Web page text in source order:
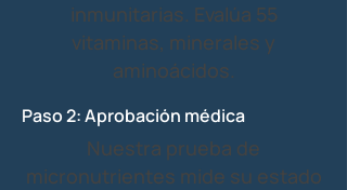
inmunitarias. Evalúa 55
vitaminas, minerales y
aminoácidos.
Paso 2: Aprobación médica
Nuestra prueba de
micronutrientes mide su estado